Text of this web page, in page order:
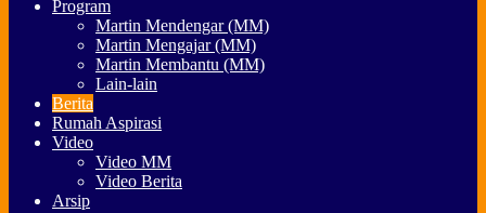
Program
Martin Mendengar (MM)
Martin Mengajar (MM)
Martin Membantu (MM)
Lain-lain
Berita
Rumah Aspirasi
Video
Video MM
Video Berita
Arsip